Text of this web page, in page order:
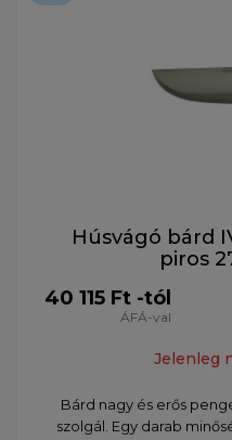
Húsvágó bárd
piros
40 115 Ft -tól
ÁFÁ-val
Jelenleg
Bárd nagy és erős
szolgál. Egy darab